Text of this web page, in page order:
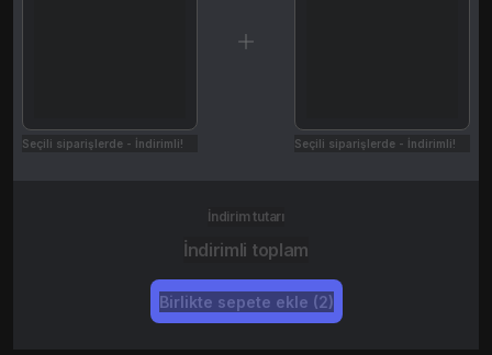
Seçili siparişlerde - İndirimli! Seçili siparişlerde - İndirimli!
İndirim tutarı
İndirimli toplam
Birlikte sepete ekle (2)